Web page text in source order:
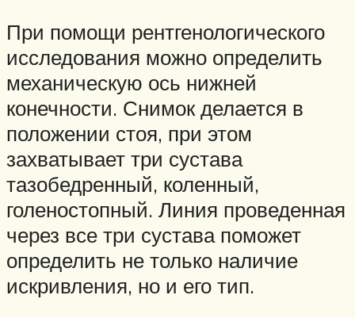
При помощи рентгенологического
исследования можно определить
механическую ось нижней
конечности. Снимок делается в
положении стоя, при этом
захватывает три сустава
тазобедренный, коленный,
голеностопный. Линия проведенная
через все три сустава поможет
определить не только наличие
искривления, но и его тип.